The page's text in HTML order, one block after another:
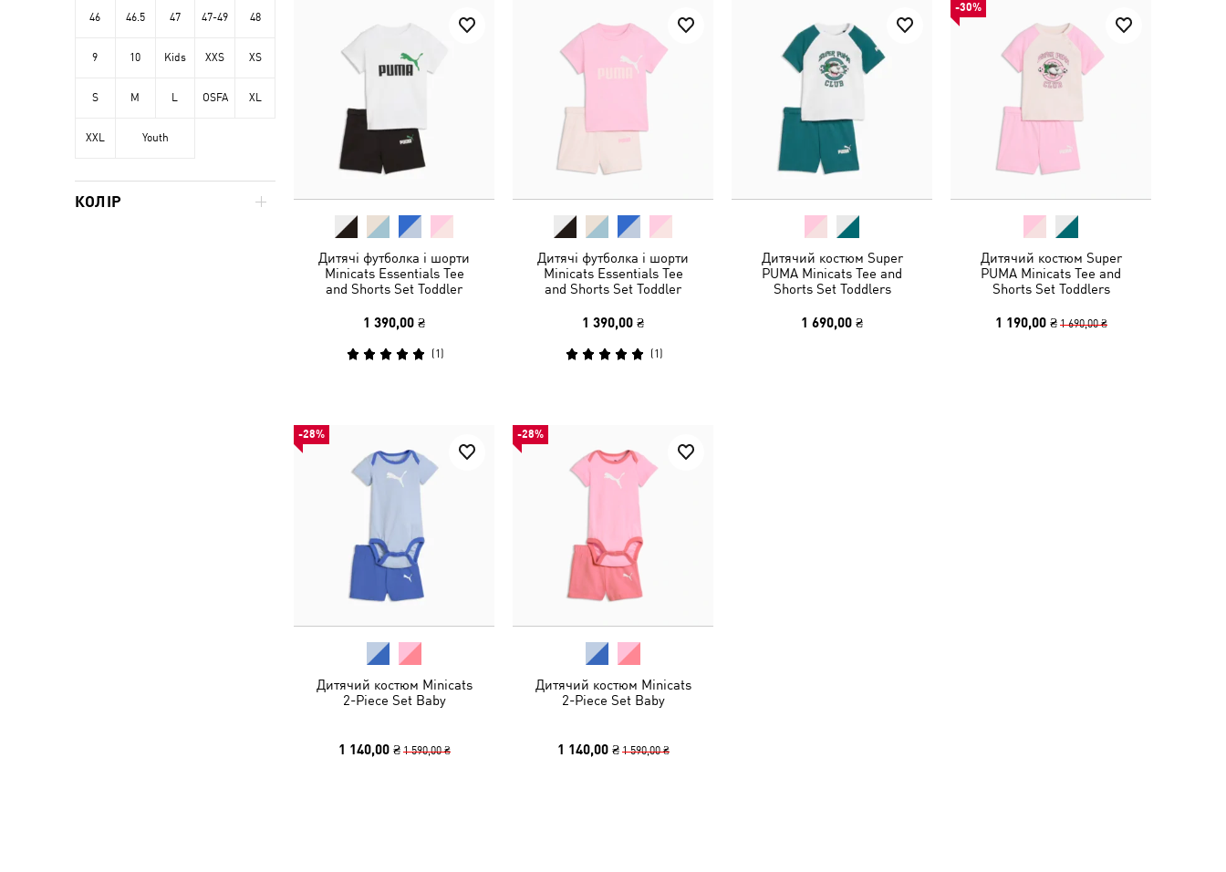
Дитячі футболка і шорти
Minicats Essentials Tee
and Shorts Set Toddler
1 390,00 ₴
(1 )
Дитячі футболка і шорти
Minicats Essentials Tee
and Shorts Set Toddler
1 390,00 ₴
(1 )
Дитячий костюм Super
PUMA Minicats Tee and
Shorts Set Toddlers
1 690,00 ₴
-30%
Дитячий костюм Super
PUMA Minicats Tee and
Shorts Set Toddlers
1 190,00 ₴ 1 690,00 ₴
-28%
Дитячий костюм Minicats
2-Piece Set Baby
1 140,00 ₴ 1 590,00 ₴
-28%
Дитячий костюм Minicats
2-Piece Set Baby
1 140,00 ₴ 1 590,00 ₴
46 46.5 47 47-49 48
9 10 Kids XXS XS
S M L OSFA XL
XXL Youth
КОЛІР